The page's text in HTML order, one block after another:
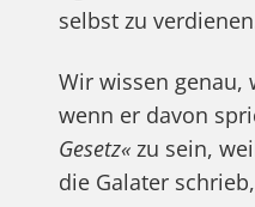
selbst zu
Wir wissen genau,
wenn er davon
Gesetz« zu sein,
die Galater